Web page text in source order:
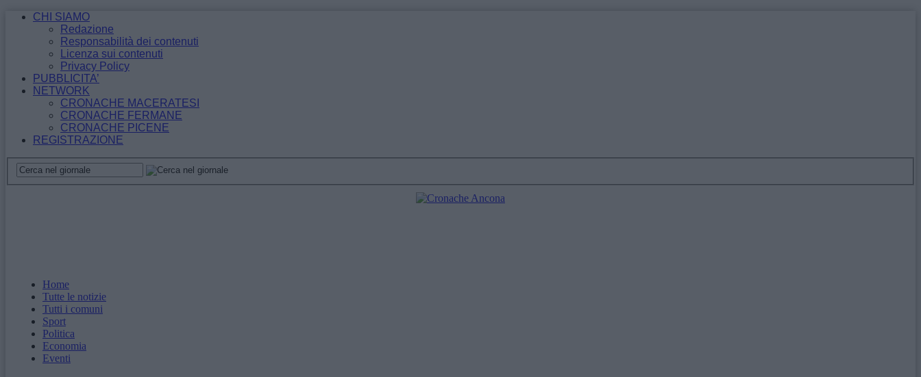
CHI SIAMO
Redazione
Responsabilità dei contenuti
Licenza sui contenuti
Privacy Policy
PUBBLICITA’
NETWORK
CRONACHE MACERATESI
CRONACHE FERMANE
CRONACHE PICENE
REGISTRAZIONE
Home
Tutte le notizie
Tutti i comuni
Sport
Politica
Economia
Eventi